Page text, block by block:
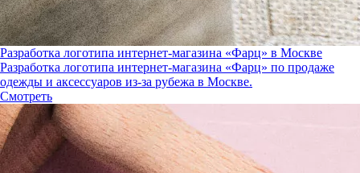
Разработка логотипа интернет-магазина «Фарц» в Москве
Разработка логотипа интернет-магазина «Фарц» по продаже
одежды и аксессуаров из-за рубежа в Москве.
Смотреть